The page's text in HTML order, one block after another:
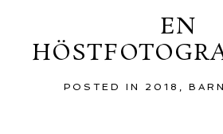
EN
POSTED IN 2018 ,